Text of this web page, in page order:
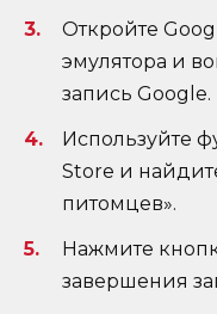
Откройте
эмулятора и
запись Google.
Используйте
Store и
питомцев».
Нажмите
завершения